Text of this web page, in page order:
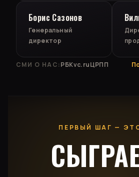
Борис Сазонов
Генеральный
директор
СМИ О НАС:РБКvc.ruЦРПП
ПЕРВЫЙ ШАГ —